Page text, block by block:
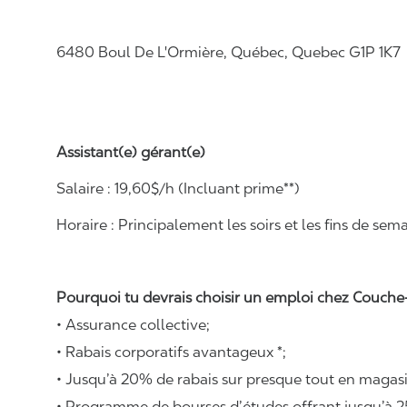
6480 Boul De L'Ormière, Québec, Quebec G1P 1K7
Assistant(e) gérant(e)
Salaire : 19,60$/h (Incluant prime**)
Horaire : Principalement les soirs et les fins de
Pourquoi tu devrais choisir un emploi chez
• Assurance collective;
• Rabais corporatifs avantageux *;
• Jusqu’à 20% de rabais sur presque tout en